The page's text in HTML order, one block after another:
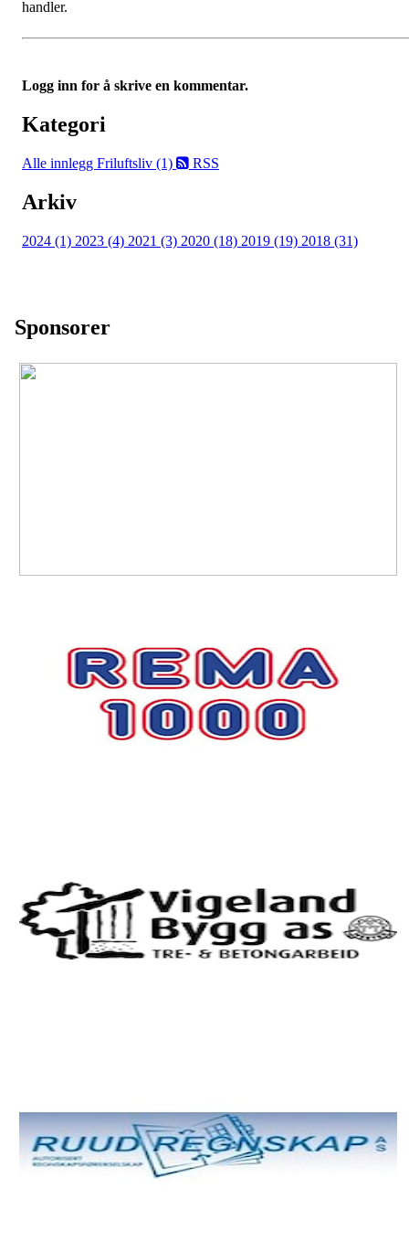
handler.
Logg inn for å skrive en kommentar.
Kategori
Alle innlegg Friluftsliv (1) RSS
Arkiv
2024 (1) 2023 (4) 2021 (3) 2020 (18) 2019 (19) 2018 (31)
Sponsorer